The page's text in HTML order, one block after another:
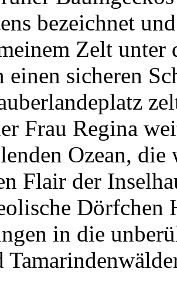
bezeichnet
Zelt unter
einen sicheren
Frau Regina
Ozean, die
Flair der
Dörfchen
in die